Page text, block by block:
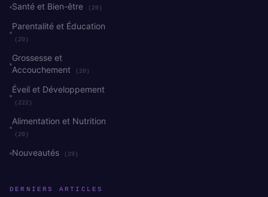
Santé et Bien-être (20)
Parentalité et Éducation
(20)
Grossesse et
Accouchement
(20)
Éveil et Développement
(222)
Alimentation et Nutrition
(20)
Nouveautés (29)
DERNIERS ARTICLES